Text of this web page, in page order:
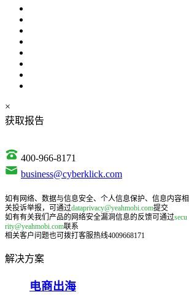
×
获取报告
400-966-8171
business@cyberklick.com
如有网络、数据与信息安全、个人信息保护、信息内容相
关投诉举报，可通过dataprivacy@yeahmobi.com提交
如有有关我们产品的网络安全漏洞信息的反馈可通过secu
rity@yeahmobi.com联系
相关客户问题也可拨打客服热线4009668171
解决方案
电商出海